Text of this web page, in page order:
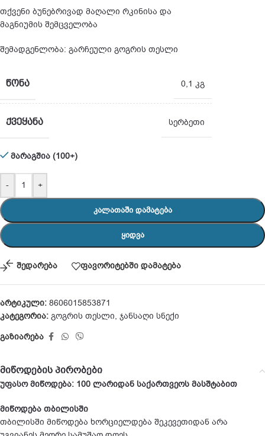
თქვენი ბუნებრივად მაღალი რკინისა და
მაგნიუმის შემცველობა
შემადგენლობა: გარჩეული გოგრის თესლი
ᲬᲝᲜᲐ 0,1 კგ
ᲥᲕᲔᲧᲐᲜᲐ სერბეთი
მარაგშია (100+)
- +
ᲙᲐᲚᲐᲗᲐᲨᲘ ᲓᲐᲛᲐᲢᲔᲑᲐ
ᲧᲘᲓᲕᲐ
შედარება ფავორიტებში დამატება
არტიკული: 8606015853871
კატეგორია: გოგრის თესლი, ჯანსაღი სნექი
გაზიარება
მიწოდების პირობები
უფასო მიწოდება: 100 ლარიდან საქართვეოს მასშტაბით
მიწოდება თბილისში
თბილისში მიწოდება ხორციელდება შეკევეთიდან არა